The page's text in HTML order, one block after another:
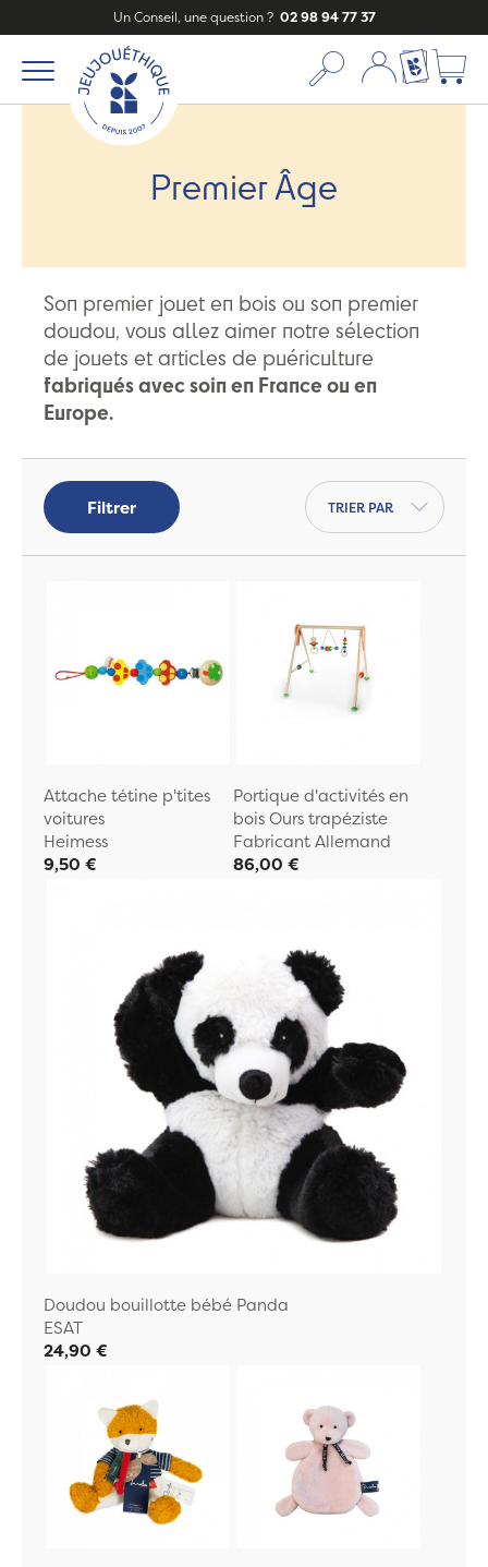
Un Conseil, une question ? 02 98 94 77 37
Mon compte
Ma liste
Premier Âge
Son premier jouet en bois ou son premier
doudou, vous allez aimer notre sélection
de jouets et articles de puériculture
fabriqués avec soin en France ou en
Europe.
Filtrer
Trier par
Attache tétine p'tites
voitures
Heimess
9,50 €
Portique d'activités en
bois Ours trapéziste
Fabricant Allemand
86,00 €
Doudou bouillotte bébé Panda
ESAT
24,90 €